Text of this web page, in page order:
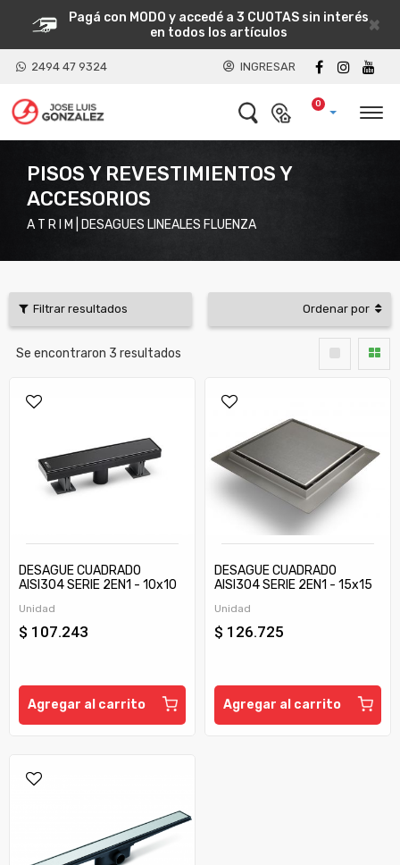
×
Pagá con MODO y accedé a 3 CUOTAS sin interés
en todos los artículos
2494 47 9324 INGRESAR
0
PISOS Y REVESTIMIENTOS Y
ACCESORIOS
A T R I M | DESAGUES LINEALES FLUENZA
Filtrar resultados Ordenar por
Se encontraron 3 resultados
DESAGUE CUADRADO
AISI304 SERIE 2EN1 - 10x10
Unidad
$ 107.243
Agregar al carrito
DESAGUE CUADRADO
AISI304 SERIE 2EN1 - 15x15
Unidad
$ 126.725
Agregar al carrito